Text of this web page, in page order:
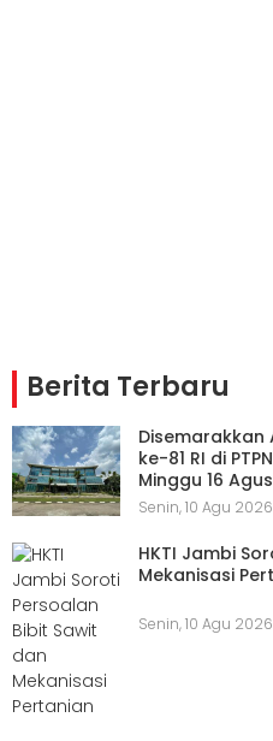
Berita Terbaru
Disemarakkan
ke-81 RI di
Minggu 16
Senin, 10 Agu 2026
HKTI Jambi
Mekanisasi
Senin, 10 Agu